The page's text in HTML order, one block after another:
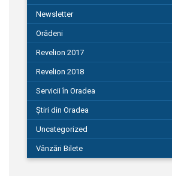
Newsletter
Orădeni
Revelion 2017
Revelion 2018
Servicii în Oradea
Știri din Oradea
Uncategorized
Vânzări Bilete